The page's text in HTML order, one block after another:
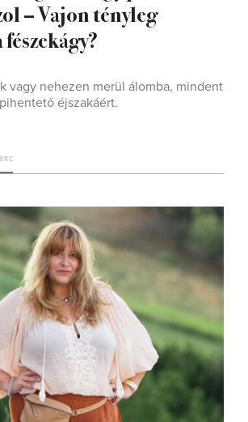
– Vajon tényleg
vagy nehezen merül álomba, mindent
éjszakáért.